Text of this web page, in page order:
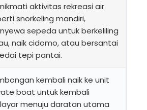
aktivitas rekreasi air
snorkeling mandiri,
sepeda untuk berkeliling
naik cidomo, atau bersantai
tepi pantai.
kembali naik ke unit
boat untuk kembali
menuju daratan utama